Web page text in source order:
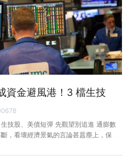
自己或家庭的日常生活不受嚴重影響，
那麼該如何擬定因應策略？建議參考
層的優
財目標並大幅降
資金避風港！3 檔生技
資族趁機搶買好嗎？
技股、美債短彈 先觀望別追進 通膨數
，看壞經濟景氣的言論甚囂塵上，保守
醫療類股或受益景氣衰退的政府公債，
。生技 ETF 與美債 ETF 是近一個月漲